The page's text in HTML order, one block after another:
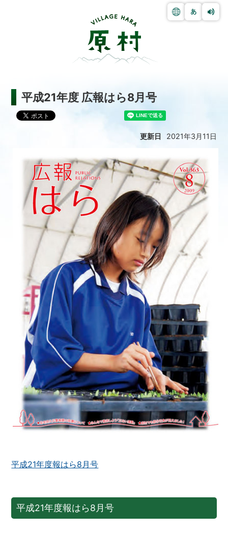
平成21年度 広報はら8月号
更新日 2021年3月11日
平成21年度報はら8月号
平成21年度報はら8月号